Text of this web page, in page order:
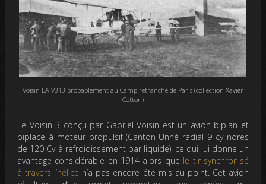
Voisin LA V313 probablement au Camp retranché de Paris (collection Xavier
Cotton)
Le Voisin 3 conçu par Gabriel Voisin est un avion biplan et
biplace à moteur propulsif (Canton-Unné radial 9 cylindres
de 120 Cv à refroidissement par liquide), ce qui lui donne un
avantage considérable en 1914 alors que le tir synchronisé
à travers l’hélice n’a pas encore été mis au point. Cet avion